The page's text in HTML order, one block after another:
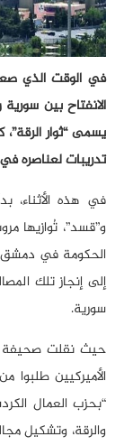
في الوقت الذي
الانفتاح بين
يسمى “ثوار
تدريبات لعناصره في مقرّ
في هذه الأثناء،
و”قسد”، تُوازيها
الحكومة في
إلى إنجاز تلك
سورية.
حيث نقلت صحيفة
الأميركيين طلبوا
“بحزب العمال
والرقة، وتشكيل